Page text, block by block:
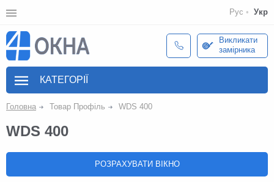
Рус Укр
Викликати
замірника
КАТЕГОРІЇ
Головна Товар Профіль WDS 400
WDS 400
РОЗРАХУВАТИ ВІКНО